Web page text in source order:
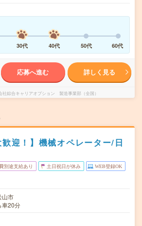
30代 40代 50代 60代
応募へ進む 詳しく見る
社綜合キャリアオプション 製造事業部（全国）
歓迎！】機械オペレーター/日
別途支給あり 土日祝日が休み WEB登録OK
山市
車20分